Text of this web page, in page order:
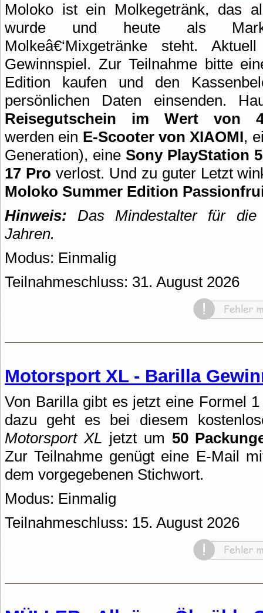
Moloko ist ein Molkegetränk, das
wurde und heute als
Molkeâ€‘Mixgetränke steht.
Gewinnspiel. Zur Teilnahme bitte
Edition kaufen und den
persönlichen Daten einsenden.
Reisegutschein im Wert von
werden ein E-Scooter von XIAOMI,
Generation), eine Sony PlayStation 5
17 Pro verlost. Und zu guter Letzt
Moloko Summer Edition
Hinweis: Das Mindestalter für
Jahren.
Modus: Einmalig
Teilnahmeschluss: 31. August 2026
Motorsport XL - Barilla
Von Barilla gibt es jetzt eine Formel
dazu geht es bei diesem
Motorsport XL jetzt um 50
Zur Teilnahme genügt eine E-Mail
dem vorgegebenen Stichwort.
Modus: Einmalig
Teilnahmeschluss: 15. August 2026